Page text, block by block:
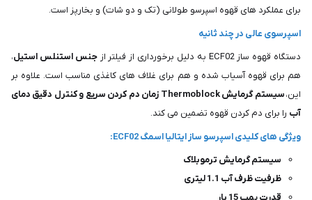
برای عملکرد های قهوه اسپرسو طولانی (تک و دو شات) و بخارپز است.
اسپرسوی عالی در چند ثانیه
دستگاه قهوه ساز ECF02 به دلیل برخورداری از فیلتر از
جنس استنلس استیل،
هم برای قهوه آسیاب شده و هم برای غلاف های کاغذی مناسب است. علاوه بر
این،
سیستم گرمایش Thermoblock زمان دم کردن سریع و کنترل دقیق دمای
آب را برای دم کردن قهوه تضمین می کند.
ویژگی های کلیدی اسپرسو ساز ایتالیا اسمگ ECF02:
سیستم گرمایش ترموبلاک
ظرفیت ظرف آب 1.1 لیتری
قدرت پمپ 15 بار